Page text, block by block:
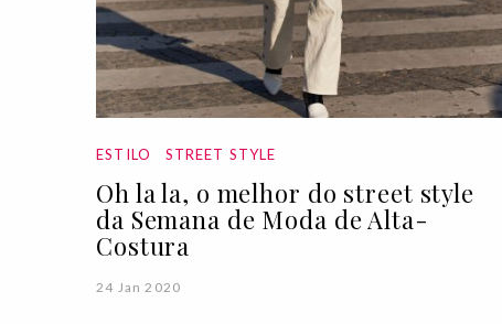
ESTILO STREET STYLE
Oh la la, o melhor do street style
da Semana de Moda de Alta-
Costura
24 Jan 2020